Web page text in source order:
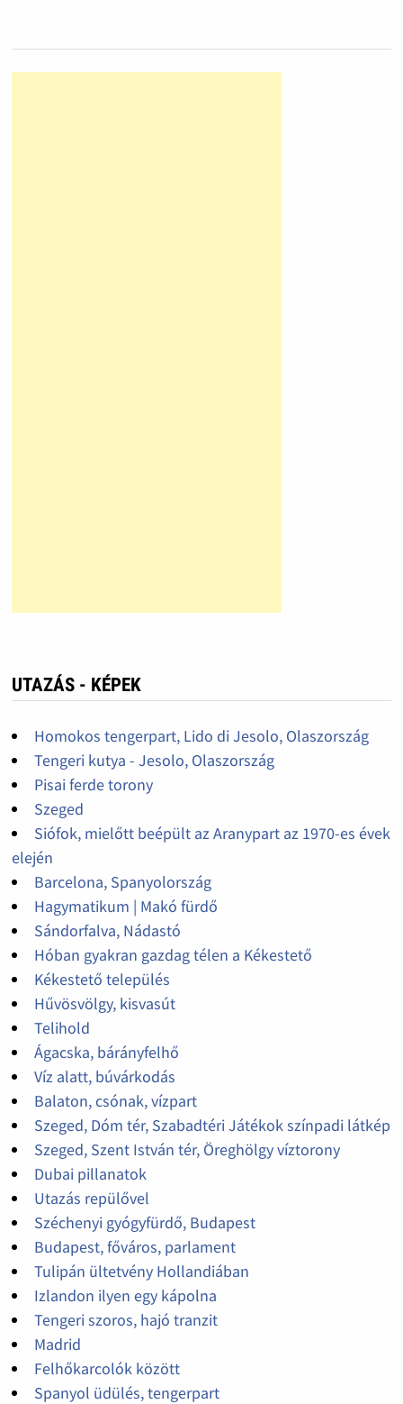
UTAZÁS - KÉPEK
Homokos tengerpart, Lido di Jesolo, Olaszország
Tengeri kutya - Jesolo, Olaszország
Pisai ferde torony
Szeged
Siófok, mielőtt beépült az Aranypart az 1970-es évek
elején
Barcelona, Spanyolország
Hagymatikum | Makó fürdő
Sándorfalva, Nádastó
Hóban gyakran gazdag télen a Kékestető
Kékestető település
Hűvösvölgy, kisvasút
Telihold
Ágacska, bárányfelhő
Víz alatt, búvárkodás
Balaton, csónak, vízpart
Szeged, Dóm tér, Szabadtéri Játékok színpadi látkép
Szeged, Szent István tér, Öreghölgy víztorony
Dubai pillanatok
Utazás repülővel
Széchenyi gyógyfürdő, Budapest
Budapest, főváros, parlament
Tulipán ültetvény Hollandiában
Izlandon ilyen egy kápolna
Tengeri szoros, hajó tranzit
Madrid
Felhőkarcolók között
Spanyol üdülés, tengerpart